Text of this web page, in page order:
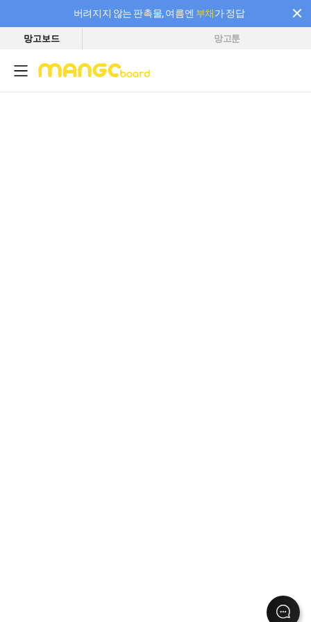
버려지지 않는 판촉물, 여름엔 부채가 정답
필요한 만큼 충전하고 끊김 없이 작업하세요! 새로워진 AI 부스터 요금제
망고보드 망고툰